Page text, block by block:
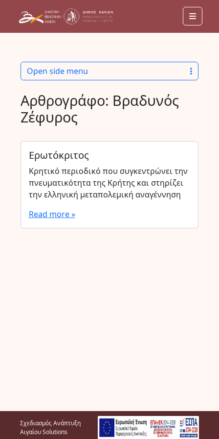
Menu
Αρθρογράφο: Βραδυνός
Ζέφυρος
Ερωτόκριτος
Κρητικό περιοδικό που συγκεντρώνει την
πνευματικότητα της Κρήτης και στηρίζει
την ελληνική μεταπολεμική αναγέννηση
Read more »
Open side menu
Σχεδιασμός Ανάπτυξη
Αιγαίου Solutions